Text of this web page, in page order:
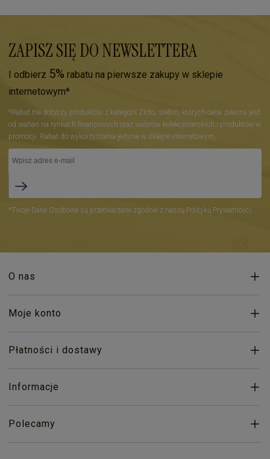
ZAPISZ SIĘ DO NEWSLETTERA
I odbierz 5% rabatu na pierwsze zakupy w sklepie
internetowym*
*Rabat nie dotyczy produktów z kategorii Złoto, srebro, których cena zależna jest
od wahań na rynkach finansowych oraz walorów kolekcjonerskich i produktów w
promocji. Rabat do wykorzystania jedynie w sklepie internetowym.
*Twoje Dane Osobowe są przetwarzane zgodnie z naszą Polityką Prywatności.
O nas
Moje konto
Płatności i dostawy
Informacje
Polecamy